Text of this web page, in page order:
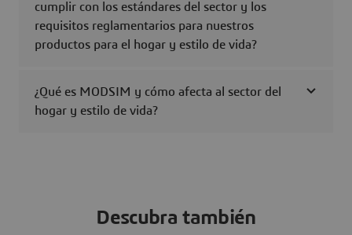
cumplir con los estándares del sector y los
requisitos reglamentarios para nuestros
productos para el hogar y estilo de vida?
¿Qué es MODSIM y cómo afecta al sector del
hogar y estilo de vida?
Descubra también